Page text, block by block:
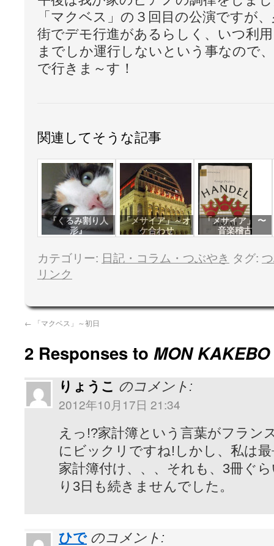
「マクベス」の３回目の公演ですが
街でデモ行進があるらしく、いつ利
までしか運行しないという事なので
で行きま～す！
関連してそうな記事
『くるみ割り人
形』
「メサイア」～オ
ケ合わせ
「メサイア」 〜
音楽稽古
カテゴリー: 日記・コラム・つぶやき タグ:
リンク
← 「マクベス」～初日
2 Responses to MON
りょうこ のコメント:
2012年10月17日 21:34
えっ!?家計簿という言葉がフラン
にビックリですね!しかし、私は
家計簿付け、、、それも、3冊ぐ
り3日も続きませんでした。
ひで のコメント: